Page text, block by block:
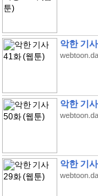
악한 기
악한 기
악한 기